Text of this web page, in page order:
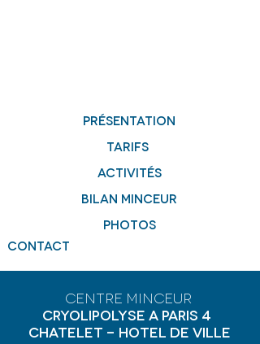
centre minceur
cryolipolyse A paris 4
CHATELET - HOTEL DE VILLE
présentation
tarifs
activités
bilan minceur
photos
Contact